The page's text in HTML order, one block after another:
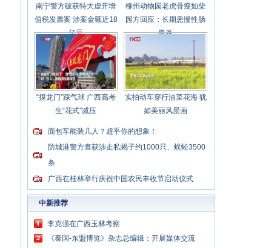
南宁警方破获特大虚开增
值税发票案 涉案金额近18
亿元
柳州动物园老虎骨瘦如柴
园方回应：长期患慢性肠
胃炎
“摸龙门”踩气球 广西高考
生“花式”减压
实拍动车穿行油菜花海 犹
如美丽风景画
面包车能装几人？超乎你的想象！
防城港警方查获涉走私蝎子约1000只、蜈蚣3500
条
广西在桂林举行庆祝中国农民丰收节启动仪式
中新推荐
李克强在广西玉林考察
《泰国-东盟博览》杂志总编辑：开展媒体交流